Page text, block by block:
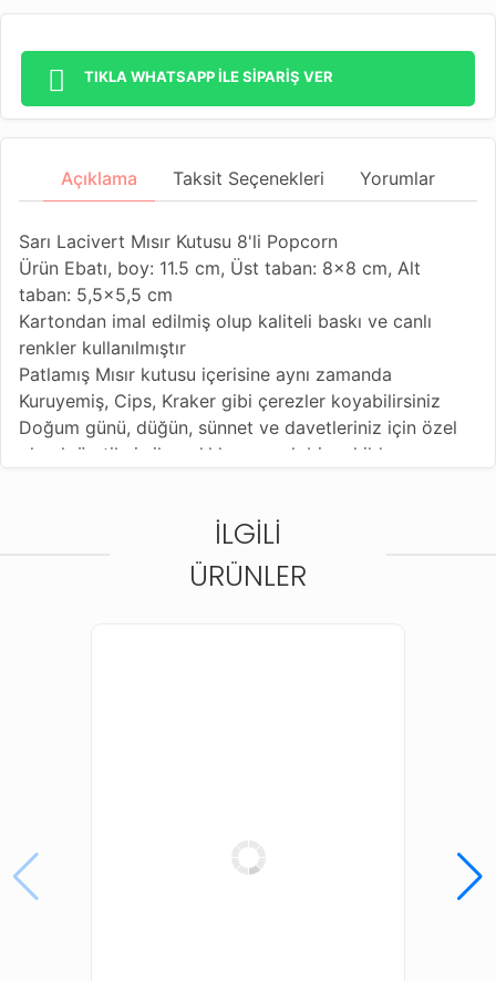
TIKLA WHATSAPP İLE SİPARİŞ VER
Açıklama Taksit Seçenekleri Yorumlar
Sarı Lacivert Mısır Kutusu 8'li Popcorn
Ürün Ebatı, boy: 11.5 cm, Üst taban: 8x8 cm, Alt
taban: 5,5x5,5 cm
Kartondan imal edilmiş olup kaliteli baskı ve canlı
renkler kullanılmıştır
Patlamış Mısır kutusu içerisine aynı zamanda
Kuruyemiş, Cips, Kraker gibi çerezler koyabilirsiniz
Doğum günü, düğün, sünnet ve davetleriniz için özel
olarak üretilmiş ikramlıklarınızı şık bir şekilde
görselliğini zenginleştirebilirsiniz..
İLGILI
ÜRÜNLER